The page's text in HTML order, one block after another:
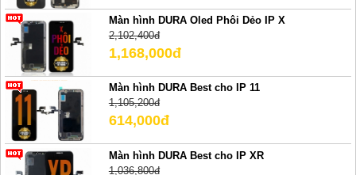
Màn hình DURA Oled Phôi Dẻo IP X
2,102,400đ
1,168,000đ
Màn hình DURA Best cho IP 11
1,105,200đ
614,000đ
Màn hình DURA Best cho IP XR
1,036,800đ